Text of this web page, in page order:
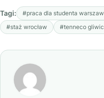
Tagi: #praca dla studenta
#staż wrocław
#tenneco